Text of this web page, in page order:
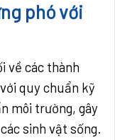
phó với
về các thành
quy chuẩn kỹ
môi trường, gây
sinh vật sống.